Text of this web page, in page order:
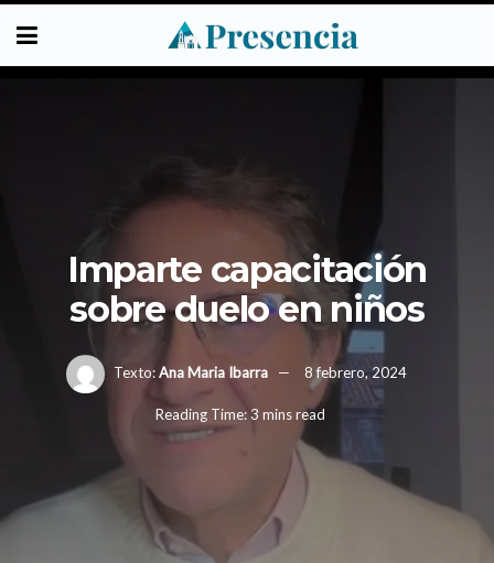
Imparte capacitación
sobre duelo en niños
Texto:Ana Maria Ibarra 8 febrero, 2024
Reading Time: 3 mins read